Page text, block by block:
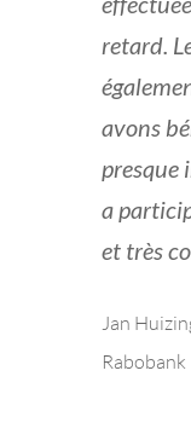
retard.
avons
presque
a
et très
Jan
Rabobank